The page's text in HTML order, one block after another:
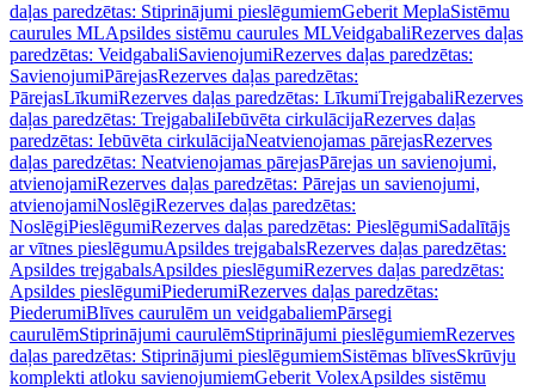
daļas paredzētas: Stiprinājumi pieslēgumiemGeberit MeplaSistēmu
caurules MLApsildes sistēmu caurules MLVeidgabaliRezerves daļas
paredzētas: VeidgabaliSavienojumiRezerves daļas paredzētas:
SavienojumiPārejasRezerves daļas paredzētas:
PārejasLīkumiRezerves daļas paredzētas: LīkumiTrejgabaliRezerves
daļas paredzētas: TrejgabaliIebūvēta cirkulācijaRezerves daļas
paredzētas: Iebūvēta cirkulācijaNeatvienojamas pārejasRezerves
daļas paredzētas: Neatvienojamas pārejasPārejas un savienojumi,
atvienojamiRezerves daļas paredzētas: Pārejas un savienojumi,
atvienojamiNoslēgiRezerves daļas paredzētas:
NoslēgiPieslēgumiRezerves daļas paredzētas: PieslēgumiSadalītājs
ar vītnes pieslēgumuApsildes trejgabalsRezerves daļas paredzētas:
Apsildes trejgabalsApsildes pieslēgumiRezerves daļas paredzētas:
Apsildes pieslēgumiPiederumiRezerves daļas paredzētas:
PiederumiBlīves caurulēm un veidgabaliemPārsegi
caurulēmStiprinājumi caurulēmStiprinājumi pieslēgumiemRezerves
daļas paredzētas: Stiprinājumi pieslēgumiemSistēmas blīvesSkrūvju
komplekti atloku savienojumiemGeberit VolexApsildes sistēmu